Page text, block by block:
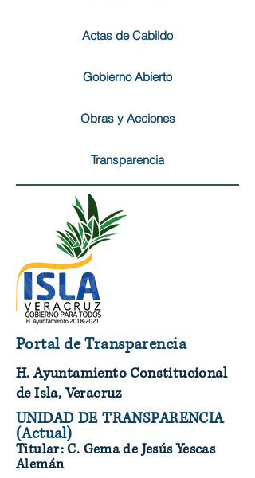
Actas de Cabildo
Gobierno Abierto
Obras y Acciones
Transparencia
Portal de Transparencia
H. Ayuntamiento Constitucional
de Isla, Veracruz
UNIDAD DE TRANSPARENCIA
(Actual)
Titular: C. Gema de Jesús Yescas
Alemán